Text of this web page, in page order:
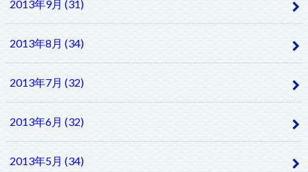
2013年9月 (31)
2013年8月 (34)
2013年7月 (32)
2013年6月 (32)
2013年5月 (34)